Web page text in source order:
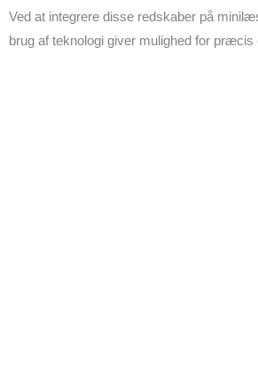
Ved at integrere disse redskaber på
brug af teknologi giver mulighed for